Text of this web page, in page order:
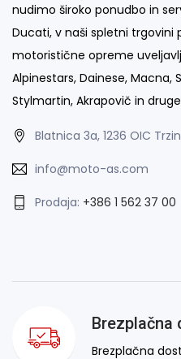
nudimo široko ponudbo in
Ducati, v naši spletni
motoristične opreme
Alpinestars, Dainese, Macna,
Stylmartin, Akrapovič in
Blatnica 3a, 1236 OIC Trzin
info@moto-as.com
Prodaja: +386 1 562 37 00
Brezplačna
Brezplačna